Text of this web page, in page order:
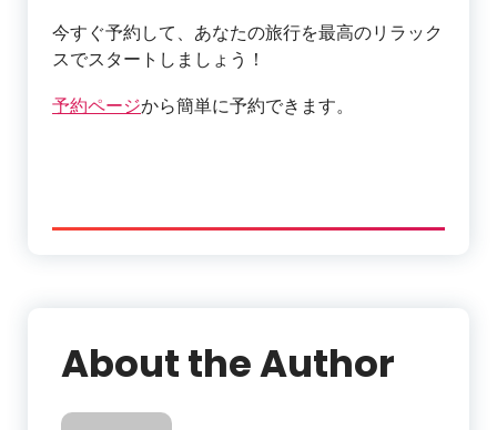
今すぐ予約して、あなたの旅行を最高のリラック
スでスタートしましょう！
予約ページから簡単に予約できます。
About the Author